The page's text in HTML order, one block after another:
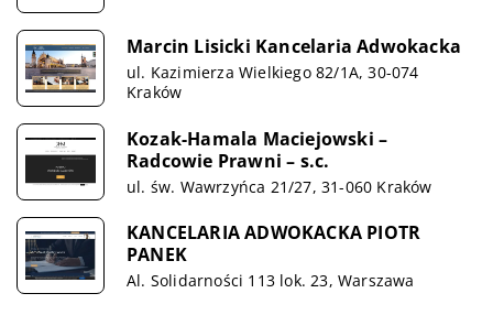
Marcin Lisicki Kancelaria Adwokacka
ul. Kazimierza Wielkiego 82/1A, 30-074
Kraków
Kozak-Hamala Maciejowski –
Radcowie Prawni – s.c.
ul. św. Wawrzyńca 21/27, 31-060 Kraków
KANCELARIA ADWOKACKA PIOTR
PANEK
Al. Solidarności 113 lok. 23, Warszawa